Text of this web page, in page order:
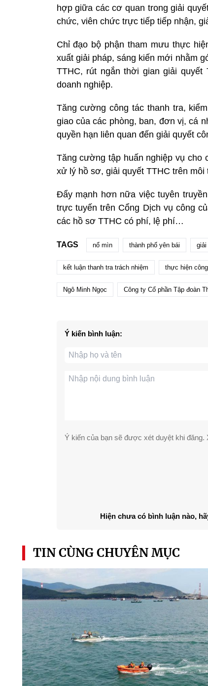
hợp giữa các cơ quan trong giải
chức, viên chức trực tiếp tiếp nhận,
Chỉ đạo bộ phận tham mưu thực
xuất giải pháp, sáng kiến mới nhằm
TTHC, rút ngắn thời gian giải
doanh nghiệp.
Tăng cường công tác thanh tra,
giao của các phòng, ban, đơn vị, cá
quyền hạn liên quan đến giải quyết
Tăng cường tập huấn nghiệp vụ cho
xử lý hồ sơ, giải quyết TTHC trên
Đẩy mạnh hơn nữa việc tuyên
trực tuyến trên Cổng Dịch vụ công
các hồ sơ TTHC có phí, lệ phí…
TAGS nổ mìn thành phố yên bái giải
kết luận thanh tra trách nhiệm thực hiện
Ngô Minh Ngọc Công ty Cổ phần Tập đoàn
Ý kiến bình luận:
Ý kiến của bạn sẽ được xét duyệt khi đăng.
Hiện chưa có bình luận nào,
TIN CÙNG CHUYÊN MỤC